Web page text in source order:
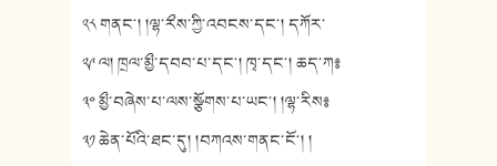
༢༨ གནང༌། །ལྷ་རྀས་ཀྱི་འབངས་དང༌། དཀོར་
༢༩ ལ། ཁྲལ་མྱྀ་དབབ་པ་དང༌། ཁྭ་དང༌། ཆད་ཀ༔
༣༠ མྱྀ་བཞེས་པ་ལས་སྩོགས་པ་ཡང༌། །ལྷ་རིས༔
༣༡ ཆེན་པོའི་ཐང་དུ། །བཀའས་གནང་ངོ༌། །